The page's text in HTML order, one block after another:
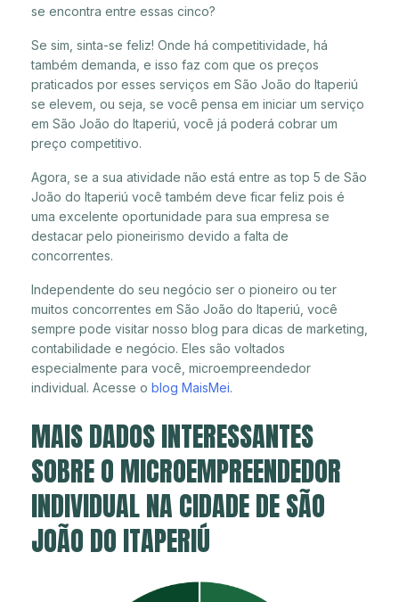
se encontra entre essas cinco?
Se sim, sinta-se feliz! Onde há competitividade, há
também demanda, e isso faz com que os preços
praticados por esses serviços em São João do Itaperiú
se elevem, ou seja, se você pensa em iniciar um serviço
em São João do Itaperiú, você já poderá cobrar um
preço competitivo.
Agora, se a sua atividade não está entre as top 5 de São
João do Itaperiú você também deve ficar feliz pois é
uma excelente oportunidade para sua empresa se
destacar pelo pioneirismo devido a falta de
concorrentes.
Independente do seu negócio ser o pioneiro ou ter
muitos concorrentes em São João do Itaperiú, você
sempre pode visitar nosso blog para dicas de marketing,
contabilidade e negócio. Eles são voltados
especialmente para você, microempreendedor
individual. Acesse o blog MaisMei.
MAIS DADOS INTERESSANTES
SOBRE O MICROEMPREENDEDOR
INDIVIDUAL NA CIDADE DE SÃO
JOÃO DO ITAPERIÚ